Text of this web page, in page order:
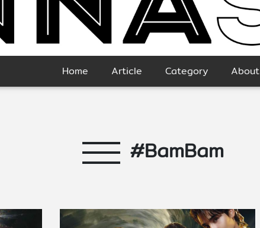
Home Article Category About
#BamBam